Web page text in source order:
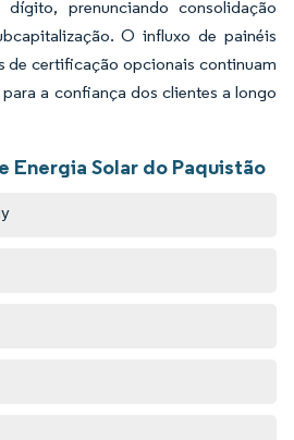
prenunciando consolidação
O influxo de painéis
de certificação opcionais continuam
a confiança dos clientes a longo
Energia Solar do Paquistão